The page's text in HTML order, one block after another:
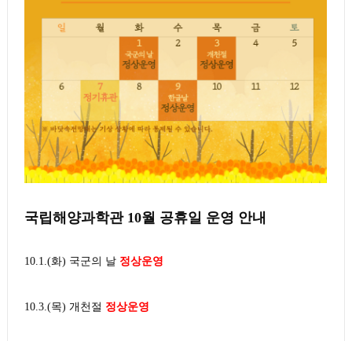
국립해양과학관 10월 공휴일 운영 안내
10.1.(화) 국군의 날 정상운영
10.3.(목) 개천절 정상운영